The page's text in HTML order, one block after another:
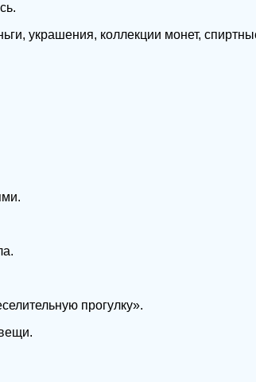
украшения, коллекции монет,
прогулку».